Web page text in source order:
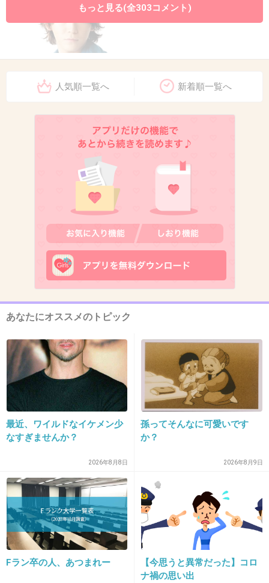
DHCの叶姉妹
ボールドのミランダ・カー
+2106 -5
12. 匿名 2015/02/22(日) 21:48:45
叶美佳さんのDHC
+1376
13. 匿名 2015/02/22(日) 21:48:46
キムタクのTOYOTA
絶対、外車だろ(笑)
+2269
もっと見る(全303コメント)
人気順一覧へ 新着順一覧へ
あなたにオススメのトピック
最近、ワイルドなイケメン少
なすぎませんか？
2026年8月8日
孫ってそんなに可愛いです
か？
2026年8月9日
Fラン卒の人、あつまれー
【今思うと異常だった】コロ
ナ禍の思い出